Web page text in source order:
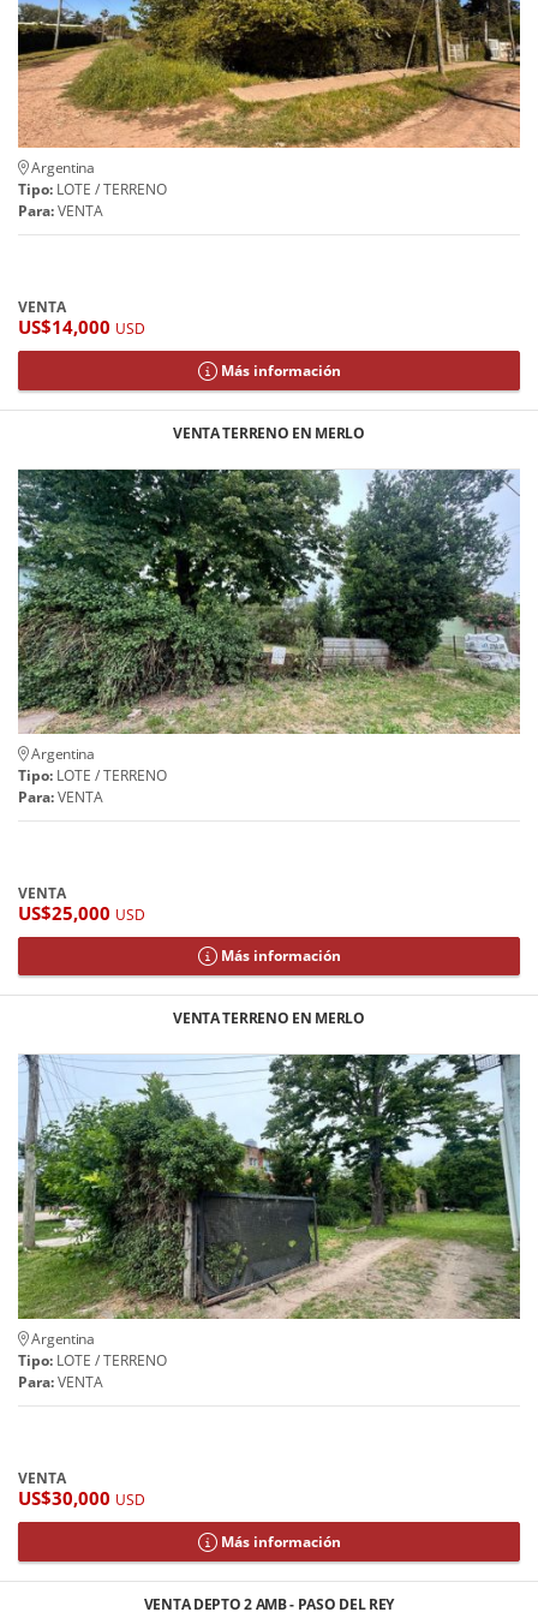
Argentina
Tipo: LOTE / TERRENO
Para:VENTA
VENTA
US$14,000 USD
Más información
VENTA TERRENO EN MERLO
Argentina
Tipo: LOTE / TERRENO
Para:VENTA
VENTA
US$25,000 USD
Más información
VENTA TERRENO EN MERLO
Argentina
Tipo: LOTE / TERRENO
Para:VENTA
VENTA
US$30,000 USD
Más información
VENTA DEPTO 2 AMB - PASO DEL REY